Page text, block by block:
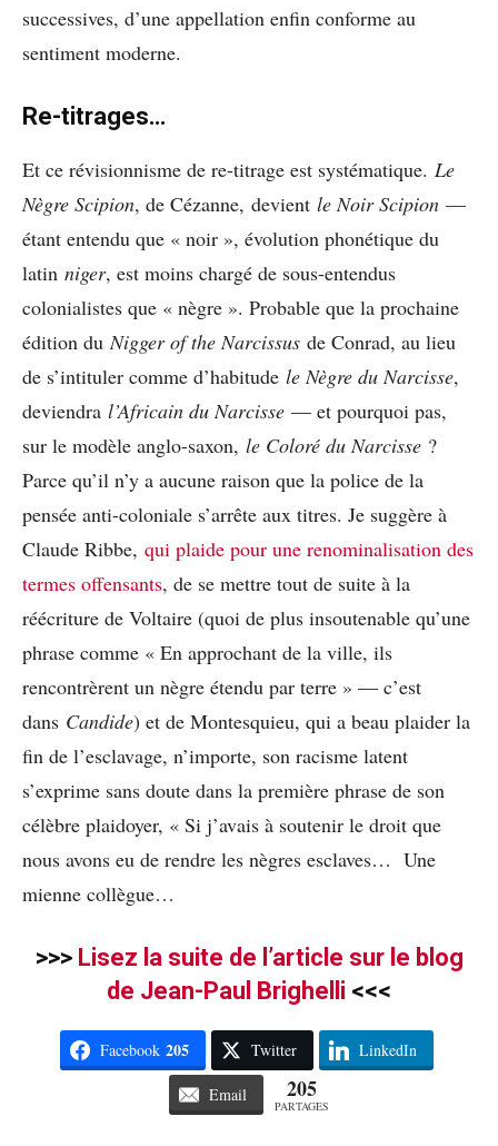
successives, d’une appellation enfin conforme au
sentiment moderne.
Re-titrages…
Et ce révisionnisme de re-titrage est systématique. Le
Nègre Scipion, de Cézanne, devient le Noir Scipion —
étant entendu que « noir », évolution phonétique du
latin niger, est moins chargé de sous-entendus
colonialistes que « nègre ». Probable que la prochaine
édition duNigger of the Narcissus de Conrad, au lieu
de s’intituler comme d’habitude le Nègre du Narcisse,
deviendra l’Africain du Narcisse — et pourquoi pas,
sur le modèle anglo-saxon, le Coloré du Narcisse ?
Parce qu’il n’y a aucune raison que la police de la
pensée anti-coloniale s’arrête aux titres. Je suggère à
Claude Ribbe, qui plaide pour une renominalisation des
termes offensants, de se mettre tout de suite à la
réécriture de Voltaire (quoi de plus insoutenable qu’une
phrase comme « En approchant de la ville, ils
rencontrèrent un nègre étendu par terre » — c’est
dans Candide) et de Montesquieu, qui a beau plaider la
fin de l’esclavage, n’importe, son racisme latent
s’exprime sans doute dans la première phrase de son
célèbre plaidoyer, « Si j’avais à soutenir le droit que
nous avons eu de rendre les nègres esclaves… Une
mienne collègue…
>>> Lisez la suite de l’article sur le blog
de Jean-Paul Brighelli <<<
Facebook 205 Twitter LinkedIn
Email 205
PARTAGES